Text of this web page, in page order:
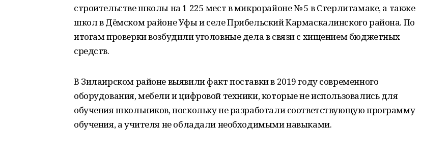
строительстве школы на 1 225 мест в микрорайоне № 5 в Стерлитамаке, а также
школ в Дёмском районе Уфы и селе Прибельский Кармаскалинского района. По
итогам проверки возбудили уголовные дела в связи с хищением бюджетных
средств.
В Зилаирском районе выявили факт поставки в 2019 году современного
оборудования, мебели и цифровой техники, которые не использовались для
обучения школьников, поскольку не разработали соответствующую программу
обучения, а учителя не обладали необходимыми навыками.